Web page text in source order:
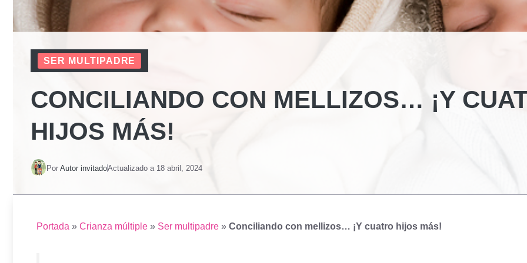
SER MULTIPADRE
CONCILIANDO CON MELLIZOS… ¡Y
HIJOS MÁS!
Por Autor invitadoActualizado a 18 abril, 2024
Portada » Crianza múltiple » Ser multipadre » Conciliando con mellizos… ¡Y cuatro hijos más!